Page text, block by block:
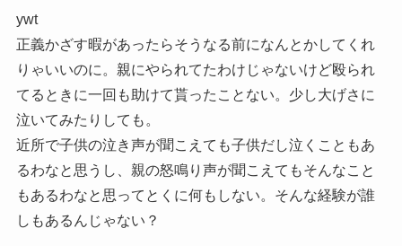
ywt
正義かざす暇があったらそうなる前になんとかしてくれ
りゃいいのに。親にやられてたわけじゃないけど殴られ
てるときに一回も助けて貰ったことない。少し大げさに
泣いてみたりしても。
近所で子供の泣き声が聞こえても子供だし泣くこともあ
るわなと思うし、親の怒鳴り声が聞こえてもそんなこと
もあるわなと思ってとくに何もしない。そんな経験が誰
しもあるんじゃない？